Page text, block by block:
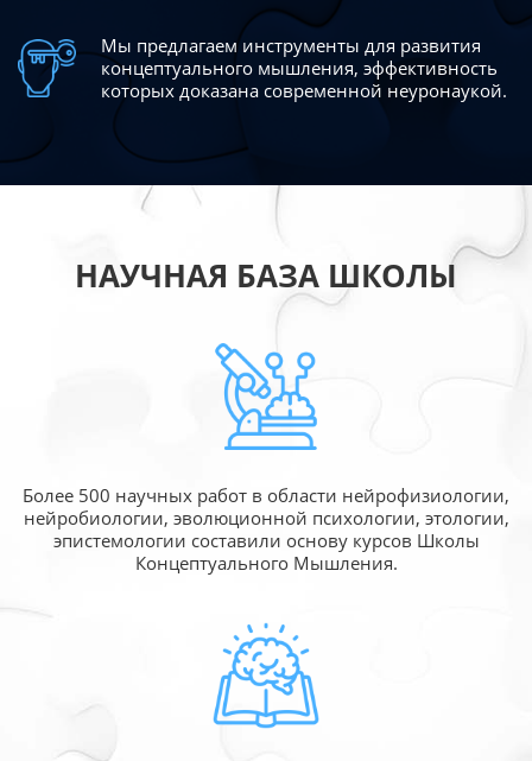
Мы предлагаем инструменты для развития
концептуального мышления, эффективность
которых доказана современной неуронаукой.
НАУЧНАЯ БАЗА ШКОЛЫ
Более 500 научных работ в области нейрофизиологии,
нейробиологии, эволюционной психологии, этологии,
эпистемологии составили основу курсов Школы
Концептуального Мышления.